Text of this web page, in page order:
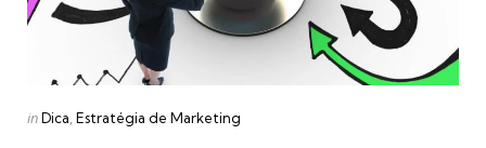
Categories
Posted
inDica Estratégia de Marketing